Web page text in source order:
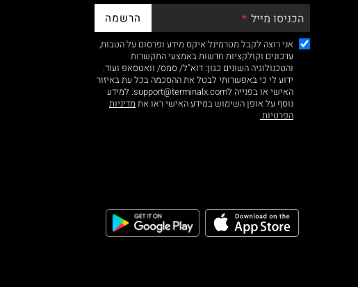
הכניסו מייל הרשמה
אני רוצה לקבל מטרמינל איקס מידע ופרסום על הטבות,
עדכונים וקולקציות חדשות באמצעי התקשרות
והטכנולוגיה השונים כגון: דוא"ל/ סמס/ וואטסאפ ועוד.
ידוע לי כי באפשרותי לבטל את ההסכמה בכל עת באיזור
האישי או בפנייה לsupport@terminalx.com. למידע
נוסף על אופן השימוש במידע האישי ראו את מדיניות
הפרטיות.